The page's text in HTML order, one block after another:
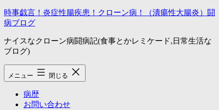
コ
ン
ン
ツ
へ
ス
キ
時事戯言！炎症性腸疾患！クローン病！（潰瘍性大腸炎）闘
病ブログ
ナイスなクローン病闘病記(食事とかレミケード,日常生活な
ブログ)
メニュー 閉じる
病歴
お問い合わせ